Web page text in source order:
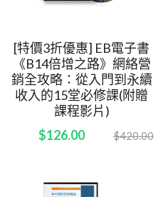
[特價3折優惠] EB電子書
《B14倍增之路》網絡營
銷全攻略：從入門到永續
收入的15堂必修課(附贈
課程影片)
$126.00
$420.00